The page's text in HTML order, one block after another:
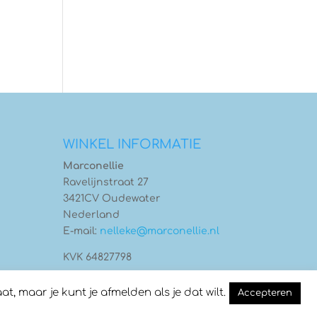
WINKEL INFORMATIE
Marconellie
Ravelijnstraat 27
3421CV Oudewater
Nederland
E-mail: nelleke@marconellie.nl
KVK 64827798
maar je kunt je afmelden als je dat wilt. Accepteren